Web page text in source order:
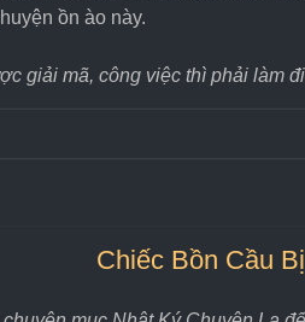
ồn ào này.
giải mã, công việc thì phải làm
Chiếc Bồn Cầu